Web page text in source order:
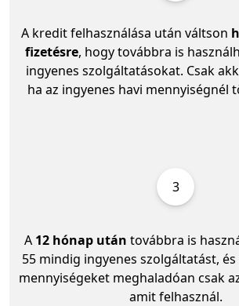
A kredit felhasználása után váltson
fizetésre, hogy továbbra is
ingyenes szolgáltatásokat. Csak
ha az ingyenes havi mennyiségnél
3
A 12 hónap után továbbra is
55 mindig ingyenes szolgáltatást,
mennyiségeket meghaladóan csak
amit felhasznál.